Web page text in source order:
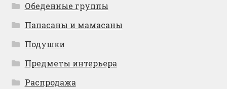
Обеденные группы
Папасаны и мамасаны
Подушки
Предметы интерьера
Распродажа